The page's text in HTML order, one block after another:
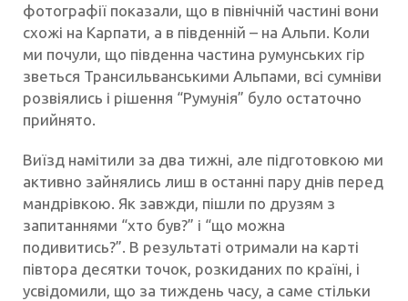
фотографії показали, що в північній частині вони
схожі на Карпати, а в південній – на Альпи. Коли
ми почули, що південна частина румунських гір
зветься Трансильванськими Альпами, всі сумніви
розвіялись і рішення “Румунія” було остаточно
прийнято.
Виїзд намітили за два тижні, але підготовкою ми
активно зайнялись лиш в останні пару днів перед
мандрівкою. Як завжди, пішли по друзям з
запитаннями “хто був?” і “що можна
подивитись?”. В результаті отримали на карті
півтора десятки точок, розкиданих по країні, і
усвідомили, що за тиждень часу, а саме стільки